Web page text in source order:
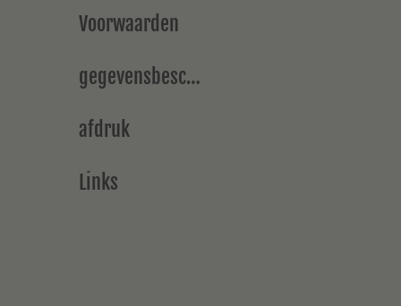
Voorwaarden
gegevensbescherming
afdruk
Links